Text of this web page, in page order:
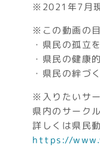
※2021年7月
※この動画の
・県民の孤立
・県民の健康
・県民の絆づ
※入りたいサ
県内のサーク
詳しくは県民
https://